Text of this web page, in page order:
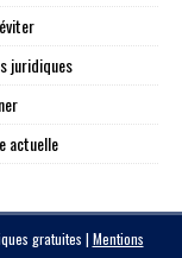
juridiques
actuelle
gratuites | Mentions